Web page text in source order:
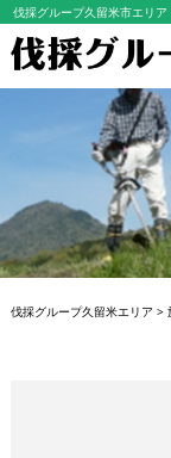
伐採グループ久留米市エリア
伐採グループ久留米エリア >